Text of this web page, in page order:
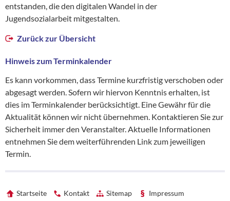
entstanden, die den digitalen Wandel in der
Jugendsozialarbeit mitgestalten.
Zurück zur Übersicht
Hinweis zum Terminkalender
Es kann vorkommen, dass Termine kurzfristig verschoben oder
abgesagt werden. Sofern wir hiervon Kenntnis erhalten, ist
dies im Terminkalender berücksichtigt. Eine Gewähr für die
Aktualität können wir nicht übernehmen. Kontaktieren Sie zur
Sicherheit immer den Veranstalter. Aktuelle Informationen
entnehmen Sie dem weiterführenden Link zum jeweiligen
Termin.
Startseite Kontakt Sitemap Impressum